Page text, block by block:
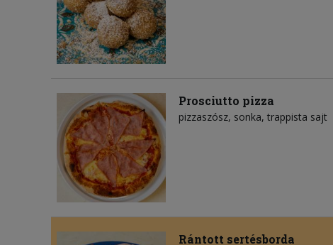
Prosciutto pizza
pizzaszósz sonka trappista sajt
Rántott sertésborda